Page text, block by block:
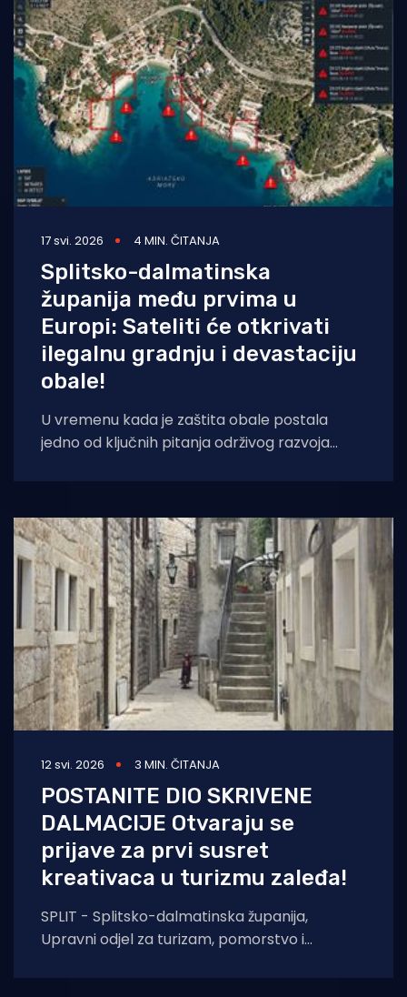
17 svi. 2026 4 MIN. ČITANJA
Splitsko-dalmatinska
županija među prvima u
Europi: Sateliti će otkrivati
ilegalnu gradnju i devastaciju
obale!
U vremenu kada je zaštita obale postala
jedno od ključnih pitanja održivog razvoja
ponovno se pozicionirala
12 svi. 2026 3 MIN. ČITANJA
POSTANITE DIO SKRIVENE
DALMACIJE Otvaraju se
prijave za prvi susret
kreativaca u turizmu zaleđa!
SPLIT - Splitsko-dalmatinska županija,
Upravni odjel za turizam, pomorstvo i
Dalmacija“ organizira prvi susret dionika,